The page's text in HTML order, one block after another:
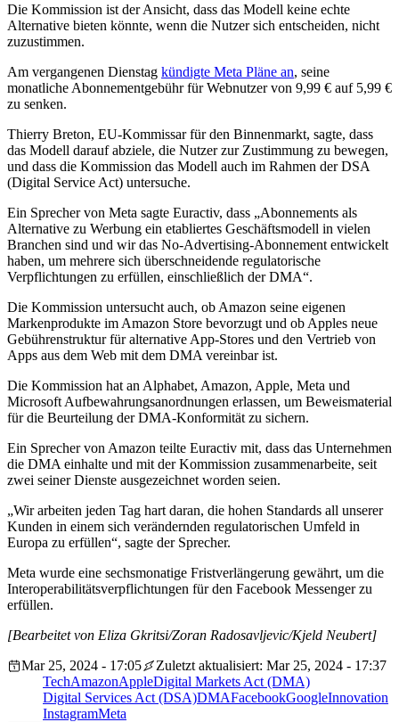
Die Kommission ist der Ansicht, dass das Modell keine echte
Alternative bieten könnte, wenn die Nutzer sich entscheiden, nicht
zuzustimmen.
Am vergangenen Dienstag kündigte Meta Pläne an, seine
monatliche Abonnementgebühr für Webnutzer von 9,99 € auf 5,99 €
zu senken.
Thierry Breton, EU-Kommissar für den Binnenmarkt, sagte, dass
das Modell darauf abziele, die Nutzer zur Zustimmung zu bewegen,
und dass die Kommission das Modell auch im Rahmen der DSA
(Digital Service Act) untersuche.
Ein Sprecher von Meta sagte Euractiv, dass „Abonnements als
Alternative zu Werbung ein etabliertes Geschäftsmodell in vielen
Branchen sind und wir das No-Advertising-Abonnement entwickelt
haben, um mehrere sich überschneidende regulatorische
Verpflichtungen zu erfüllen, einschließlich der DMA“.
Die Kommission untersucht auch, ob Amazon seine eigenen
Markenprodukte im Amazon Store bevorzugt und ob Apples neue
Gebührenstruktur für alternative App-Stores und den Vertrieb von
Apps aus dem Web mit dem DMA vereinbar ist.
Die Kommission hat an Alphabet, Amazon, Apple, Meta und
Microsoft Aufbewahrungsanordnungen erlassen, um Beweismaterial
für die Beurteilung der DMA-Konformität zu sichern.
Ein Sprecher von Amazon teilte Euractiv mit, dass das Unternehmen
die DMA einhalte und mit der Kommission zusammenarbeite, seit
zwei seiner Dienste ausgezeichnet worden seien.
„Wir arbeiten jeden Tag hart daran, die hohen Standards all unserer
Kunden in einem sich verändernden regulatorischen Umfeld in
Europa zu erfüllen“, sagte der Sprecher.
Meta wurde eine sechsmonatige Fristverlängerung gewährt, um die
Interoperabilitätsverpflichtungen für den Facebook Messenger zu
erfüllen.
[Bearbeitet von Eliza Gkritsi/Zoran Radosavljevic/Kjeld Neubert]
Mar 25, 2024 - 17:05
Zuletzt aktualisiert: Mar 25, 2024 - 17:37
TechAmazonAppleDigital Markets Act (DMA)
Digital Services Act (DSA)DMAFacebookGoogleInnovation
InstagramMeta